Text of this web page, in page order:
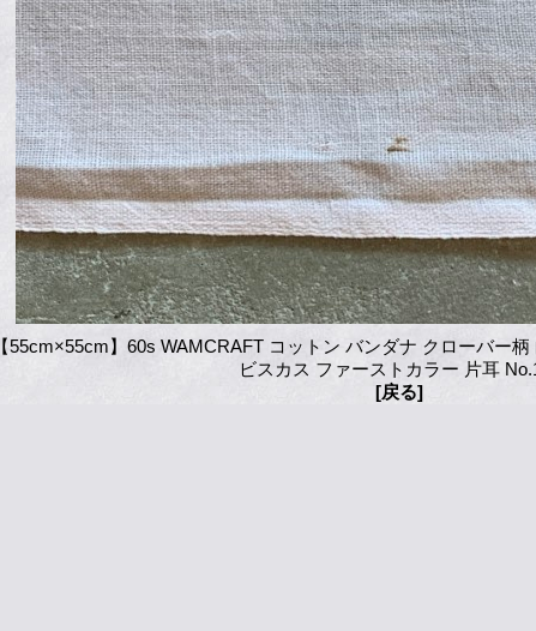
【55cm×55cm】60s WAMCRAFT コットン バンダナ クローバー
ビスカス ファーストカラー 片耳
[戻る]